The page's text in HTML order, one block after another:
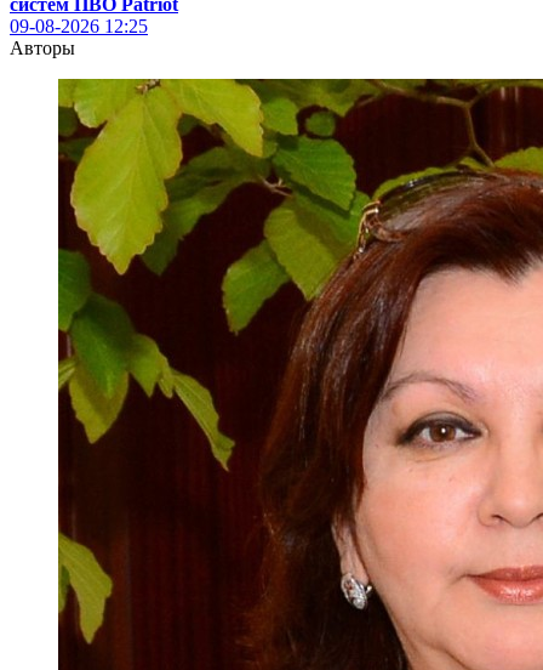
систем ПВО Patriot
09-08-2026 12:25
Авторы